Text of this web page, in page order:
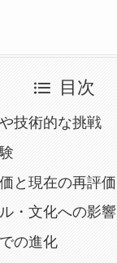
目次
技術的な挑戦
と現在の再評価
・文化への影響
の進化